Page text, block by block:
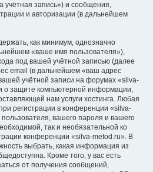
запись») и сообщения,
и авторизации (в дальнейшем
как минимум, однозначно
«ваше имя пользователя»),
под вашей учётной записью (далее
email (в дальнейшем «ваш адрес
учётной записи на форумах «silva-
о защите компьютерной информации,
нам услуги хостинга. Любая
регистрации в конференции «silva-
вашего пароля и вашего
так и необязательной ко
конференции «silva-metod.ru». В
выбрать, какая информация из
Кроме того, у вас есть
от получения сообщений,